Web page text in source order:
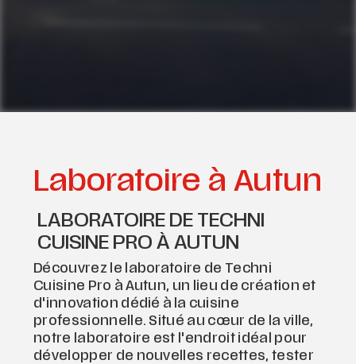
Laboratoire à Autun
LABORATOIRE DE TECHNI
CUISINE PRO À AUTUN
Découvrez le laboratoire de Techni
Cuisine Pro à Autun, un lieu de création et
d'innovation dédié à la cuisine
professionnelle. Situé au cœur de la ville,
notre laboratoire est l'endroit idéal pour
développer de nouvelles recettes, tester